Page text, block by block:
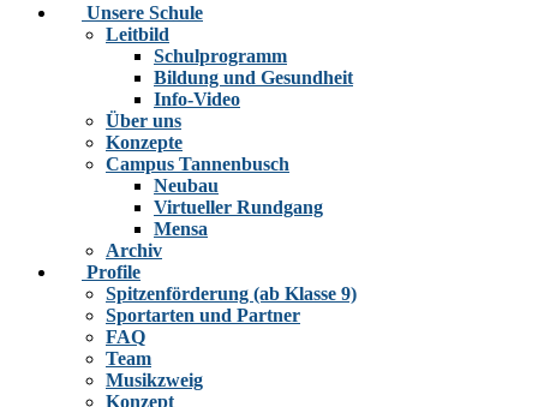
Unsere Schule
Leitbild
Schulprogramm
Bildung und Gesundheit
Info-Video
Über uns
Konzepte
Campus Tannenbusch
Neubau
Virtueller Rundgang
Mensa
Archiv
Profile
Spitzenförderung (ab Klasse 9)
Sportarten und Partner
FAQ
Team
Musikzweig
Konzept